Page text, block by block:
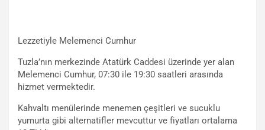
Lezzetiyle Melemenci Cumhur
Tuzla’nın merkezinde Atatürk Caddesi üzerinde yer alan
Melemenci Cumhur, 07:30 ile 19:30 saatleri arasında
hizmet vermektedir.
Kahvaltı menülerinde menemen çeşitleri ve sucuklu
yumurta gibi alternatifler mevcuttur ve fiyatları ortalama